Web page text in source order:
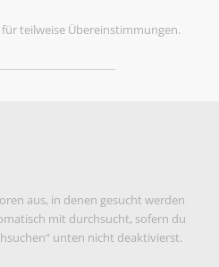
teilweise Übereinstimmungen.
aus, in denen gesucht werden
mit durchsucht, sofern du
unten nicht deaktivierst.